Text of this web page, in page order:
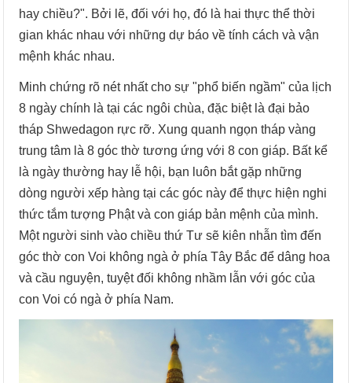
hay chiều?". Bởi lẽ, đối với họ, đó là hai thực thể thời
gian khác nhau với những dự báo về tính cách và vận
mệnh khác nhau.
Minh chứng rõ nét nhất cho sự "phổ biến ngầm" của lịch
8 ngày chính là tại các ngôi chùa, đặc biệt là đại bảo
tháp Shwedagon rực rỡ. Xung quanh ngọn tháp vàng
trung tâm là 8 góc thờ tương ứng với 8 con giáp. Bất kể
là ngày thường hay lễ hội, bạn luôn bắt gặp những
dòng người xếp hàng tại các góc này để thực hiện nghi
thức tắm tượng Phật và con giáp bản mệnh của mình.
Một người sinh vào chiều thứ Tư sẽ kiên nhẫn tìm đến
góc thờ con Voi không ngà ở phía Tây Bắc để dâng hoa
và cầu nguyện, tuyệt đối không nhầm lẫn với góc của
con Voi có ngà ở phía Nam.